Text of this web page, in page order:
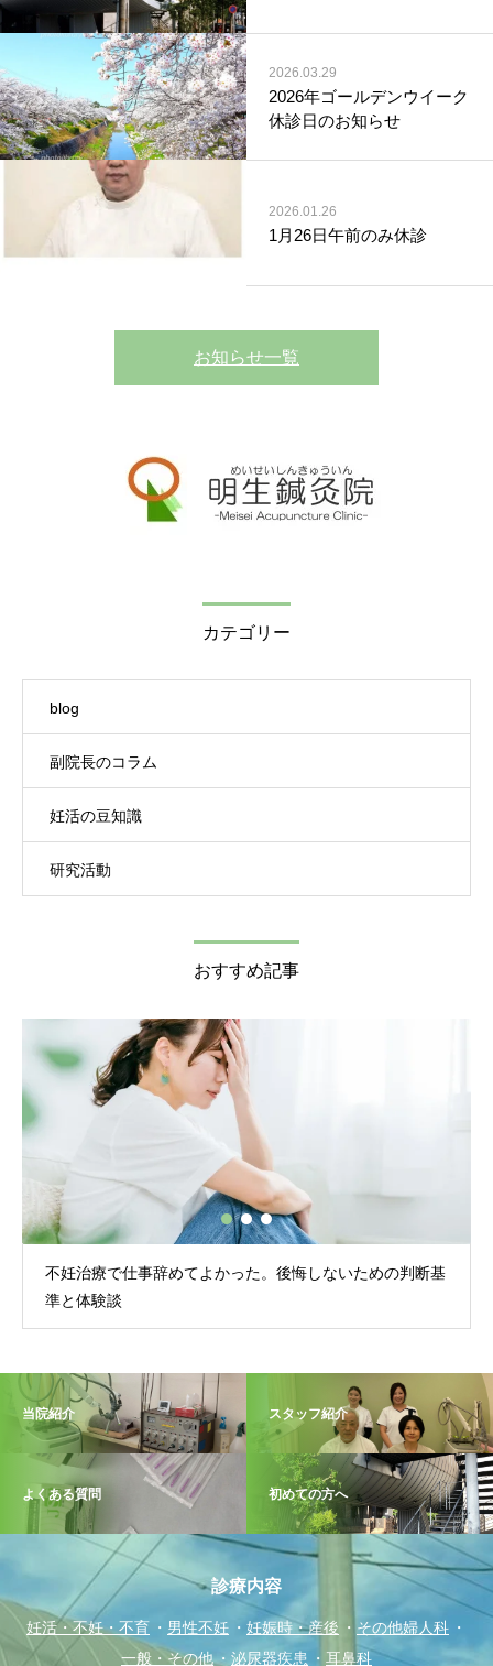
2026.03.29
2026年ゴールデンウイーク
休診日のお知らせ
2026.01.26
1月26日午前のみ休診
お知らせ一覧
カテゴリー
blog
副院長のコラム
妊活の豆知識
研究活動
おすすめ記事
不妊治療で仕事辞めてよかった。後悔しないための判断基
準と体験談
当院紹介 スタッフ紹介
よくある質問 初めての方へ
診療内容
妊活・不妊・不育 男性不妊 妊娠時・産後
その他婦人科
一般・その他
泌尿器疾患 耳鼻科